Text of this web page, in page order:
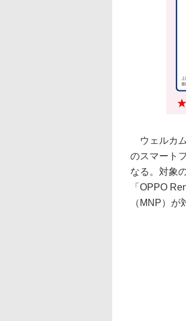
ウェルカ
のスマート
なる。対象
「OPPO
（MNP）が